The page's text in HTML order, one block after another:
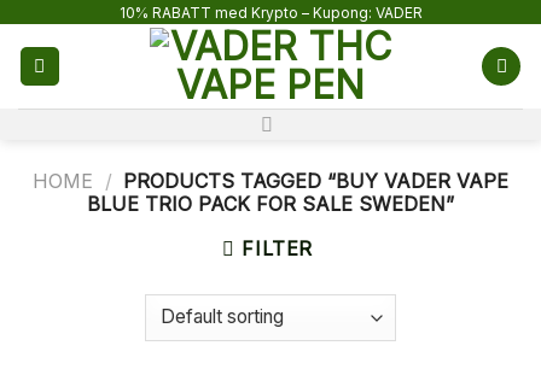
content
10% RABATT med Krypto – Kupong: VADER
HOME / PRODUCTS TAGGED “BUY VADER VAPE
BLUE TRIO PACK FOR SALE SWEDEN”
FILTER